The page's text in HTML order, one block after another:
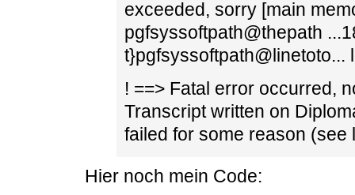
exceeded, sorry [main
pgfsyssoftpath@thepath
t}pgfsyssoftpath@linetoto...
! ==> Fatal error occurred,
Transcript written on
failed for some reason (see
Hier noch mein Code: